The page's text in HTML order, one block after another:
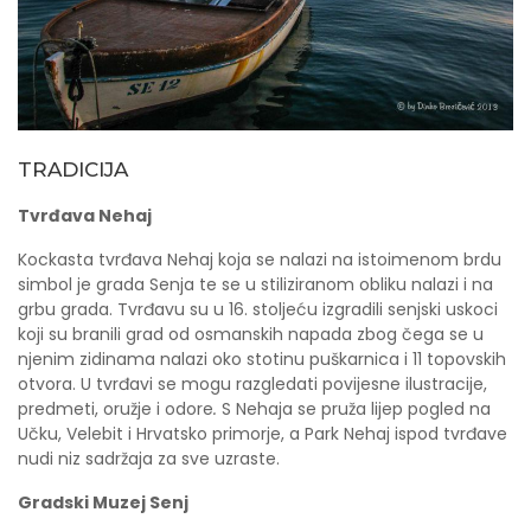
TRADICIJA
Tvrđava Nehaj
Kockasta tvrđava Nehaj koja se nalazi na istoimenom brdu
simbol je grada Senja te se u stiliziranom obliku nalazi i na
grbu grada. Tvrđavu su u 16. stoljeću izgradili senjski uskoci
koji su branili grad od osmanskih napada zbog čega se u
njenim zidinama nalazi oko stotinu puškarnica i 11 topovskih
otvora. U tvrđavi se mogu razgledati povijesne ilustracije,
predmeti, oružje i odore. S Nehaja se pruža lijep pogled na
Učku, Velebit i Hrvatsko primorje, a Park Nehaj ispod tvrđave
nudi niz sadržaja za sve uzraste.
Gradski Muzej Senj